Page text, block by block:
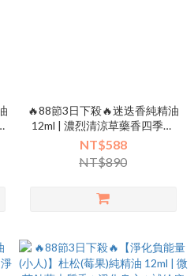
🔥88節3日下殺🔥迷迭香純精油
12ml | 濃烈清涼草藥香四季驅
蟲✦清晰思緒✦記憶/腦力/專注
NT$588
NT$890